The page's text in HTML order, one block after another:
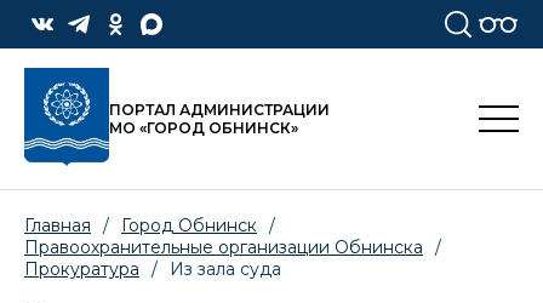
ПОРТАЛ АДМИНИСТРАЦИИ
МО «ГОРОД ОБНИНСК»
Главная / Город Обнинск /
Правоохранительные организации Обнинска
/
Прокуратура
/ Из зала суда